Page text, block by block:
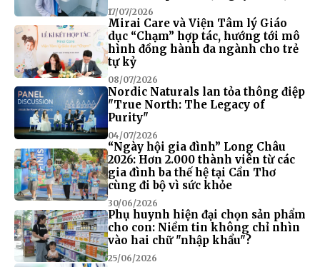
17/07/2026
Mirai Care và Viện Tâm lý Giáo
dục “Chạm” hợp tác, hướng tới mô
hình đồng hành đa ngành cho trẻ
tự kỷ
08/07/2026
Nordic Naturals lan tỏa thông điệp
"True North: The Legacy of
Purity"
04/07/2026
“Ngày hội gia đình” Long Châu
2026: Hơn 2.000 thành viên từ các
gia đình ba thế hệ tại Cần Thơ
cùng đi bộ vì sức khỏe
30/06/2026
Phụ huynh hiện đại chọn sản phẩm
cho con: Niềm tin không chỉ nhìn
vào hai chữ "nhập khẩu"?
25/06/2026